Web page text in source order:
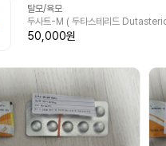
탈모/육모
두사트-M ( 두타스테리드
50,000원